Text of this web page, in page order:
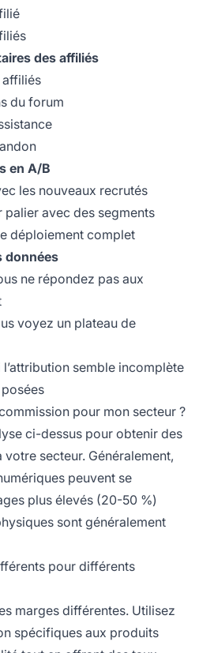
des affiliés
affiliés
du forum
en A/B
les nouveaux recrutés
avec des segments
déploiement complet
données
ne répondez pas aux
voyez un plateau de
semble incomplète
pour mon secteur ?
ci-dessus pour obtenir des
secteur. Généralement,
peuvent se
plus élevés (20-50 %)
sont généralement
pour différents
marges différentes. Utilisez
spécifiques aux produits